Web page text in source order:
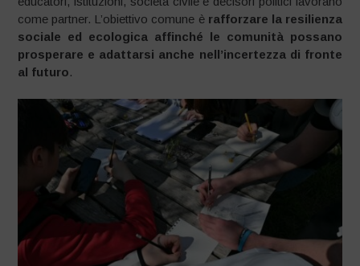
come partner. L’obiettivo comune è rafforzare la resilienza
sociale ed ecologica affinché le comunità possano
prosperare e adattarsi anche nell’incertezza di fronte
al futuro.